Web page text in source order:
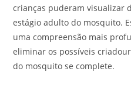
crianças puderam visualizar
estágio adulto do mosquito.
uma compreensão mais
eliminar os possíveis
do mosquito se complete.